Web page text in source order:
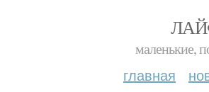
маленькие,
главная